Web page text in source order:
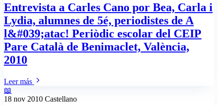
Entrevista a Carles Cano por Bea, Carla i
Lydia, alumnes de 5é, periodistes de A
l&#039;atac! Periòdic escolar del CEIP
Pare Català de Benimaclet, València,
2010
Leer más
📖
18 nov 2010 Castellano